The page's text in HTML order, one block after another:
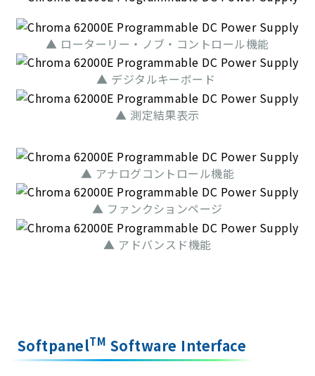
▲ ローターリー・ノブ・コントロール機能
▲ デジタルキーボード
▲ 測定結果表示
▲ アナログコントロール機能
▲ ファンクションページ
▲ アドバンスド機能
SoftpanelTM Software Interface